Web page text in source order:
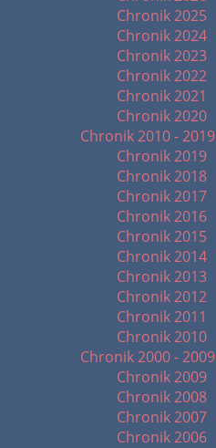
Chronik 2025
Chronik 2024
Chronik 2023
Chronik 2022
Chronik 2021
Chronik 2020
Chronik 2010 - 2019
Chronik 2019
Chronik 2018
Chronik 2017
Chronik 2016
Chronik 2015
Chronik 2014
Chronik 2013
Chronik 2012
Chronik 2011
Chronik 2010
Chronik 2000 - 2009
Chronik 2009
Chronik 2008
Chronik 2007
Chronik 2006